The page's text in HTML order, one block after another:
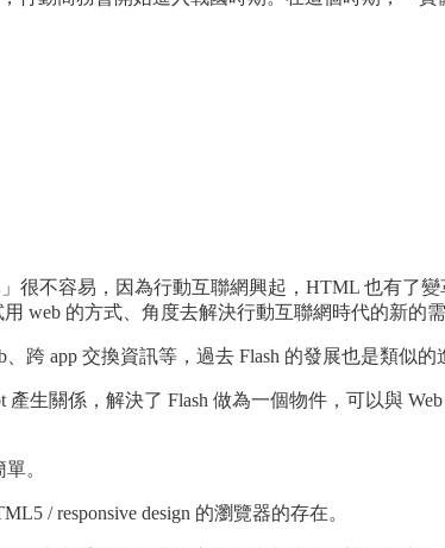
很不容易，因為行動互聯網興起，HTML 也有了
web 的方式、角度去解決行動互聯網時代的新的需
app 交換資訊等，過去 Flash 的發展也是類似的
產生關係，解決了 Flash 做為一個物件，可以與
。
/ responsive design 的瀏覽器的存在。